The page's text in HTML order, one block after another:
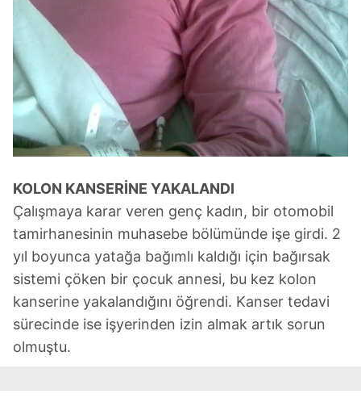
KOLON KANSERİNE YAKALANDI
Çalışmaya karar veren genç kadın, bir otomobil
tamirhanesinin muhasebe bölümünde işe girdi. 2
yıl boyunca yatağa bağımlı kaldığı için bağırsak
sistemi çöken bir çocuk annesi, bu kez kolon
kanserine yakalandığını öğrendi. Kanser tedavi
sürecinde ise işyerinden izin almak artık sorun
olmuştu.